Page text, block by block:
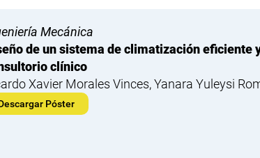
Mecánica
de un sistema de climatización
clínico
Xavier Morales Vinces, Yanara Yuleysi
Póster